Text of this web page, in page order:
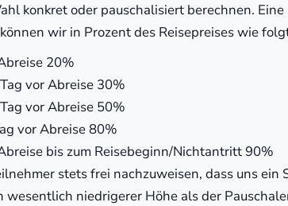
konkret oder pauschalisiert berechnen.
wir in Prozent des Reisepreises wie
20%
vor Abreise 30%
vor Abreise 50%
vor Abreise 80%
bis zum Reisebeginn/Nichtantritt 90%
stets frei nachzuweisen, dass uns ein
wesentlich niedrigerer Höhe als der